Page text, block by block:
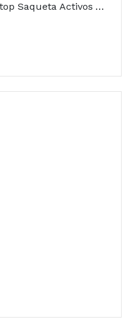
Arkopharma Cis-Control Stop Saqueta Activos Vegetais 10 x4g + Stick Fermentos Lácteos 5 x1.5g